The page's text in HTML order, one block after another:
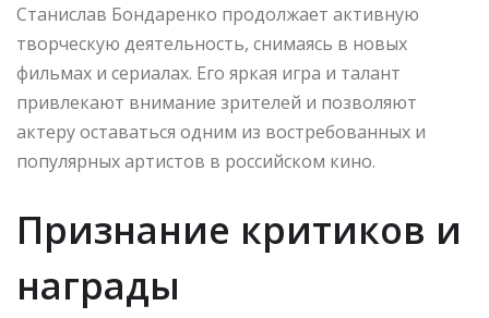
Станислав Бондаренко продолжает активную
творческую деятельность, снимаясь в новых
фильмах и сериалах. Его яркая игра и талант
привлекают внимание зрителей и позволяют
актеру оставаться одним из востребованных и
популярных артистов в российском кино.
Признание критиков и
награды